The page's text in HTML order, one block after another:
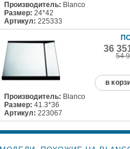
Производитель: Blanco
Размер: 24*42
Артикул: 225333
36
54
в
Производитель: Blanco
Размер: 41.3*36
Артикул: 223067